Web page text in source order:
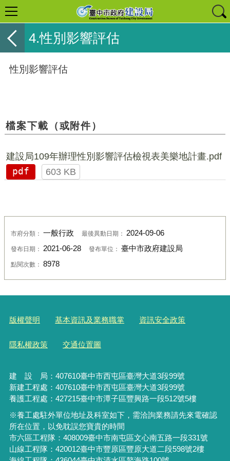
4.性別影響評估
性別影響評估
檔案下載（或附件）
建設局109年辦理性別影響評估檢視表美樂地計畫.pdf
pdf
603 KB
市府分類： 一般行政 最後異動日期： 2024-09-06
發布日期： 2021-06-28 發布單位： 臺中市政府建設局
點閱次數： 8978
版權聲明 基本資訊及業務職掌 資訊安全政策
隱私權政策 交通位置圖
建 設 局： 407610臺中市西屯區臺灣大道3段99號
新建工程處：407610臺中市西屯區臺灣大道3段99號
養護工程處：427215臺中市潭子區豐興路一段512號5樓
※養工處駐外單位地址及科室如下，需洽詢業務請先來電確認
所在位置，以免耽誤您寶貴的時間
市六區工程隊：408009臺中市南屯區文心南五路一段331號
山線工程隊：420012臺中市豐原區豐原大道二段598號2樓